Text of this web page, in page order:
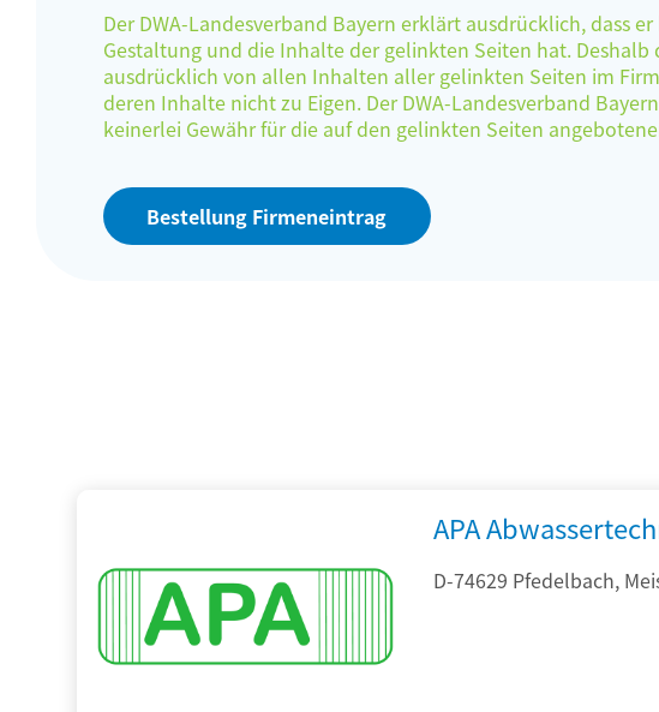
Der DWA-Landesverband Bayern erklärt ausdrücklich, dass
Gestaltung und die Inhalte der gelinkten Seiten hat.
ausdrücklich von allen Inhalten aller gelinkten Seiten im
deren Inhalte nicht zu Eigen. Der DWA-Landesverband
keinerlei Gewähr für die auf den gelinkten Seiten
Bestellung Firmeneintrag
APA
D-74629 Pfedelbach,